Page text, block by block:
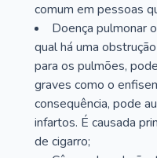
comum em pessoas
Doença pulmonar
qual há uma
para os pulmões,
graves como o
consequência, pode
infartos. É causada
de cigarro;